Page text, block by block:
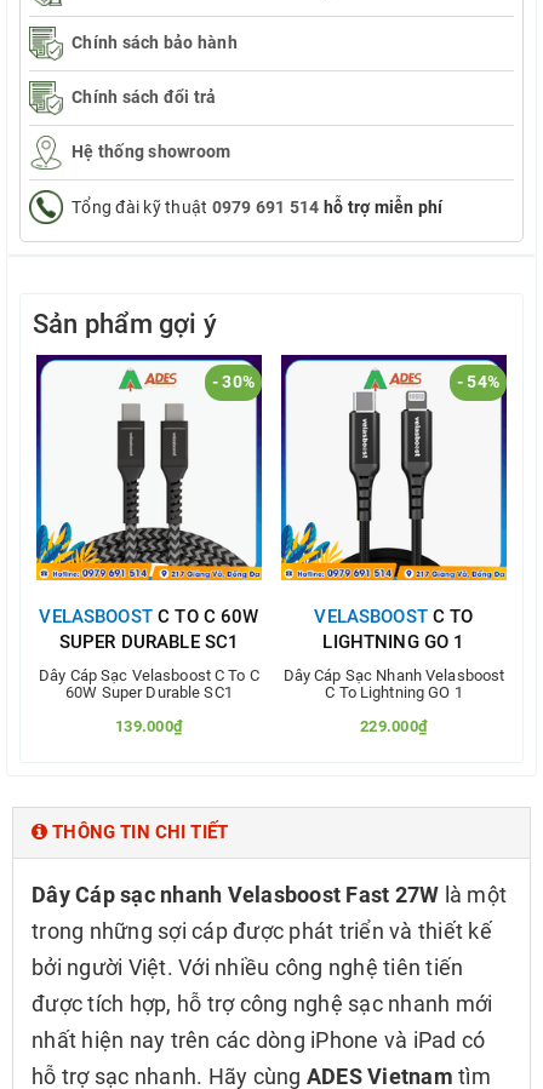
Chính sách bảo hành
Chính sách đổi trả
Hệ thống showroom
Tổng đài kỹ thuật 0979 691 514 hỗ trợ miễn phí
Sản phẩm gợi ý
- 30%
VELASBOOSTC TO C 60W
SUPER DURABLE SC1
Dây Cáp Sạc Velasboost C To C
60W Super Durable SC1
139.000₫
Thêm vào so sánh
- 54%
VELASBOOSTC TO
LIGHTNING GO 1
Dây Cáp Sạc Nhanh Velasboost
C To Lightning GO 1
229.000₫
Thêm vào so sánh
THÔNG TIN CHI TIẾT
Dây Cáp sạc nhanh Velasboost Fast 27W là một
trong những sợi cáp được phát triển và thiết kế
bởi người Việt. Với nhiều công nghệ tiên tiến
được tích hợp, hỗ trợ công nghệ sạc nhanh mới
nhất hiện nay trên các dòng iPhone và iPad có
hỗ trợ sạc nhanh. Hãy cùng ADES Vietnam tìm